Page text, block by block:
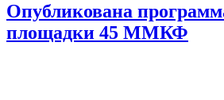
Опубликована
площадки 45 ММКФ